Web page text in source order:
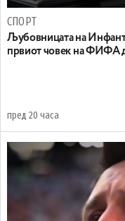
СПОРТ
Љубовницата на
првиот човек на ФИФА
пред 20 часа